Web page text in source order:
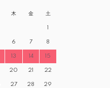
木 金 土
1
6 7 8
13 14 15
20 21 22
27 28 29